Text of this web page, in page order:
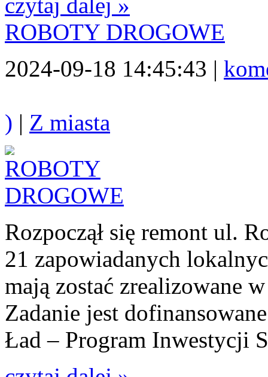
ROBOTY DROGOWE
2024-09-18 14:45:43 |
) | Z miasta
Rozpoczął się remont ul.
21 zapowiadanych
mają zostać zrealizowane
Zadanie jest
Ład – Program Inwestycji